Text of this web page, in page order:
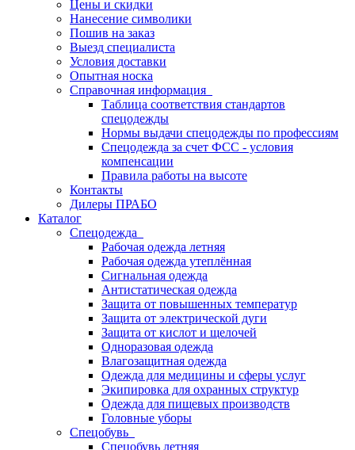
Цены и скидки
Нанесение символики
Пошив на заказ
Выезд специалиста
Условия доставки
Опытная носка
Справочная информация
Таблица соответствия стандартов
спецодежды
Нормы выдачи спецодежды по профессиям
Спецодежда за счет ФСС - условия
компенсации
Правила работы на высоте
Контакты
Дилеры ПРАБО
Каталог
Спецодежда
Рабочая одежда летняя
Рабочая одежда утеплённая
Сигнальная одежда
Антистатическая одежда
Защита от повышенных температур
Защита от электрической дуги
Защита от кислот и щелочей
Одноразовая одежда
Влагозащитная одежда
Одежда для медицины и сферы услуг
Экипировка для охранных структур
Одежда для пищевых производств
Головные уборы
Спецобувь
Спецобувь летняя